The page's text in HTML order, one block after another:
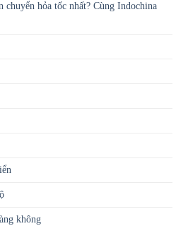
chuyển hỏa tốc nhất? Cùng Indochina
không